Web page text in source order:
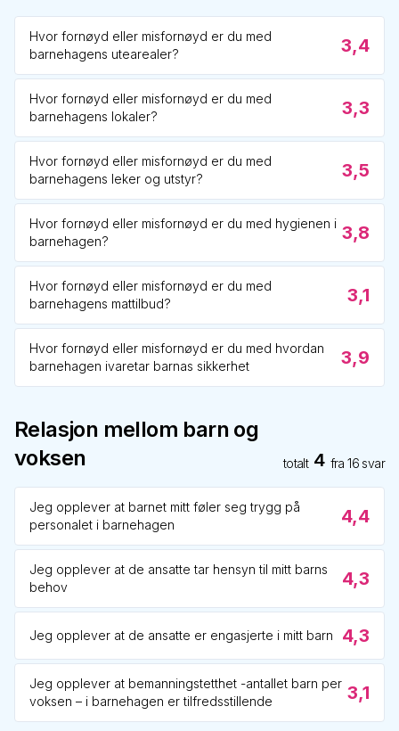
Hvor fornøyd eller misfornøyd er du med
barnehagens utearealer?
3,4
Hvor fornøyd eller misfornøyd er du med
barnehagens lokaler?
3,3
Hvor fornøyd eller misfornøyd er du med
barnehagens leker og utstyr?
3,5
Hvor fornøyd eller misfornøyd er du med hygienen i
barnehagen?
3,8
Hvor fornøyd eller misfornøyd er du med
barnehagens mattilbud?
3,1
Hvor fornøyd eller misfornøyd er du med hvordan
barnehagen ivaretar barnas sikkerhet
3,9
Relasjon mellom barn og
voksen
totalt 4 fra16 svar
Jeg opplever at barnet mitt føler seg trygg på
personalet i barnehagen
4,4
Jeg opplever at de ansatte tar hensyn til mitt barns
behov
4,3
Jeg opplever at de ansatte er engasjerte i mitt barn 4,3
Jeg opplever at bemanningstetthet -antallet barn per
voksen – i barnehagen er tilfredsstillende
3,1